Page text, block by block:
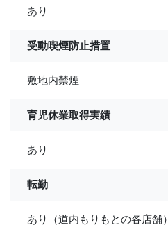
あり
受動喫煙防止措置
敷地内禁煙
育児休業取得実績
あり
転勤
あり（道内もりもとの各店舗）